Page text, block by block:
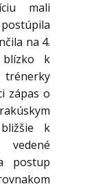
mali
na 4.
blízko k
zápas o
k
postup